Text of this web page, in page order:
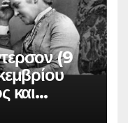
(9
και